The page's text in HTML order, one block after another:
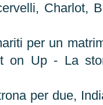
Charlot,
per un
on Up - La
per due,